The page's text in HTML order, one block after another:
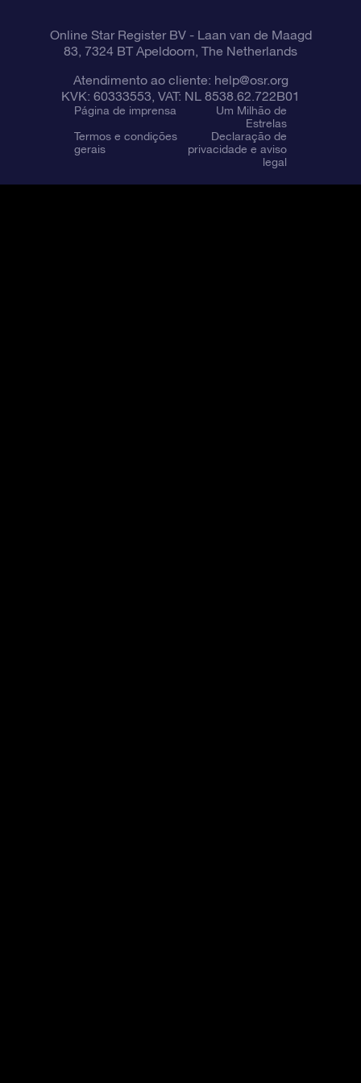
Online Star Register BV- Laan van de Maagd
83, 7324 BT Apeldoorn, The Netherlands
Atendimento ao cliente: help@osr.org
KVK: 60333553, VAT: NL 8538.62.722B01
Página de imprensa
Um Milhão de
Estrelas
Termos e condições
gerais
Declaração de
privacidade e aviso
legal